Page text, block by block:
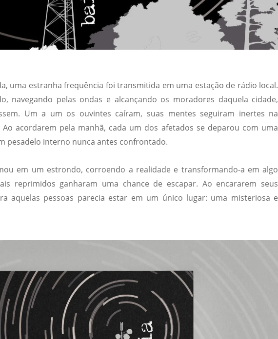
uma estranha frequência foi transmitida em uma estação de rádio local.
navegando pelas ondas e alcançando os moradores daquela cidade,
Um a um os ouvintes caíram, suas mentes seguiram inertes na
acordarem pela manhã, cada um dos afetados se deparou com uma
pesadelo interno nunca antes confrontado.
em um estrondo, corroendo a realidade e transformando-a em algo
reprimidos ganharam uma chance de escapar. Ao encararem seus
aquelas pessoas parecia estar em um único lugar: uma misteriosa e